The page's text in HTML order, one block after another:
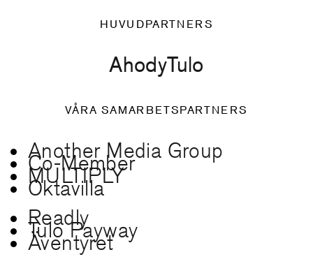
HUVUDPARTNERS
AhodyTulo
VÅRA SAMARBETSPARTNERS
Another Media Group
Co-Member
MULTIPLY
Oktavilla
Readly
Tulo Payway
Äventyret